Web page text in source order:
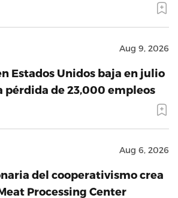
Aug 9, 2026
Estados Unidos baja en julio
pérdida de 23,000 empleos
Aug 6, 2026
del cooperativismo crea
Processing Center